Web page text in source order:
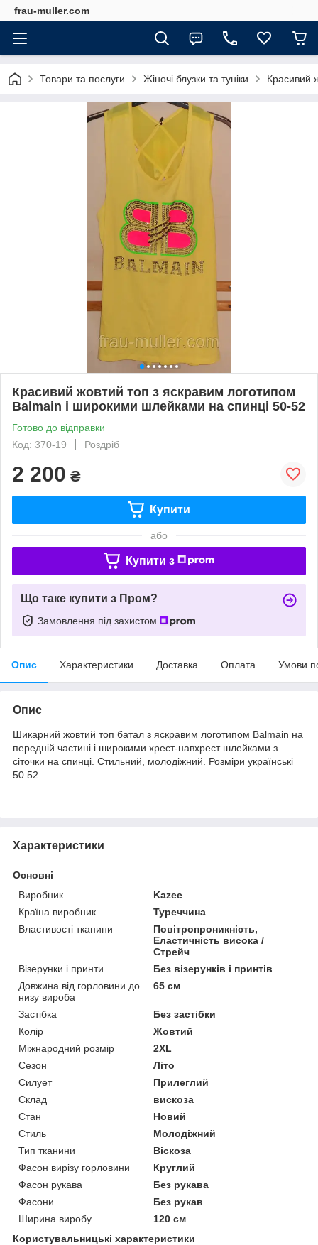
frau-muller.com
Товари та послуги Жіночі блузки та туніки Красивий
Красивий жовтий топ з яскравим логотипом
Balmain і широкими шлейками на спинці 50-52
Готово до відправки
Код: 370-19
Роздріб
2 200 ₴
Купити
або
Купити з
Що таке купити з Пром?
Замовлення під захистом
Опис Характеристики Доставка Оплата Умови
Опис
Шикарний жовтий топ батал з яскравим логотипом Balmain на
передній частині і широкими хрест-навхрест шлейками з
сіточки на спинці. Стильний, молодіжний. Розміри українські
50 52.
Характеристики
Основні
Виробник
Kazee
Країна виробник
Туреччина
Властивості тканини
Повітропроникність,
Еластичність висока /
Стрейч
Візерунки і принти
Без візерунків і принтів
Довжина від горловини до
низу вироба
65 см
Застібка
Без застібки
Колір
Жовтий
Міжнародний розмір
2XL
Сезон
Літо
Силует
Прилеглий
Склад
вискоза
Стан
Новий
Стиль
Молодіжний
Тип тканини
Віскоза
Фасон вирізу горловини
Круглий
Фасон рукава
Без рукава
Фасони
Без рукав
Ширина виробу
120 см
Користувальницькі характеристики